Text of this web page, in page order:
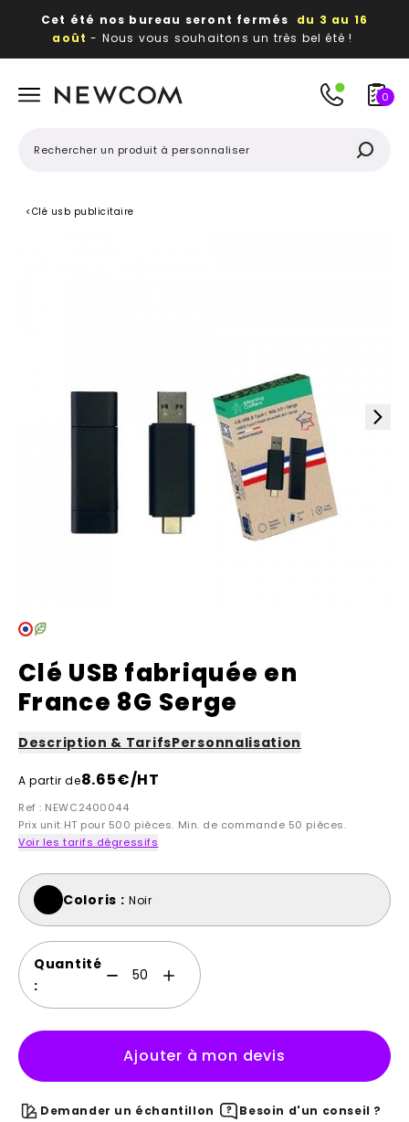
Cet été nos bureau seront fermés du 3 au 16
août - Nous vous souhaitons un très bel été !
publicitaires
0
< Clé usb publicitaire
Clé USB fabriquée en
France 8G Serge
Description & TarifsPersonnalisation
A partir de8.65€/HT
Ref : NEWC2400044
Prix unit.HT pour 500 pièces. Min. de commande 50 pièces.
Voir les tarifs dégressifs
Coloris : Noir
Quantité
:
Ajouter à mon devis
Demander un échantillon Besoin d'un conseil ?